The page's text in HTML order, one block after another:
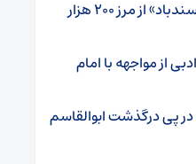
چاپ چهل‌ونهم «تن‌تن و سندباد» از مرز ۲۰۰ هزار
از مواجهه با امام
پی درگذشت ابوالقاسم